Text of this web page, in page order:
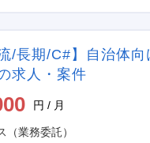
/長期/C#】自治体
求人・案件
円 / 月
（業務委託）